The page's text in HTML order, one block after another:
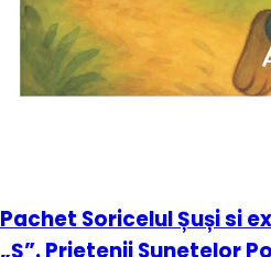
Pachet Soricelul Șuși si
„Ș”. Prietenii Sunetelor